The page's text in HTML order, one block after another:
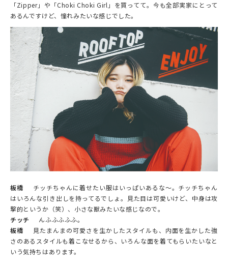
「Zipper」や「Choki Choki Girl」を買ってて。今も全部実家にとって
あるんですけど、憧れみたいな感じでした。
板橋
チッチちゃんに着せたい服はいっぱいあるな〜。チッチちゃん
はいろんな引き出しを持ってるでしょ。見た目は可愛いけど、中身は攻
撃的というか（笑）、小さな獣みたいな感じなので。
チッチ
んふふふふふ。
板橋
見たまんまの可愛さを生かしたスタイルも、内面を生かした強
さのあるスタイルも着こなせるから、いろんな面を着てもらいたいなと
いう気持ちはあります。